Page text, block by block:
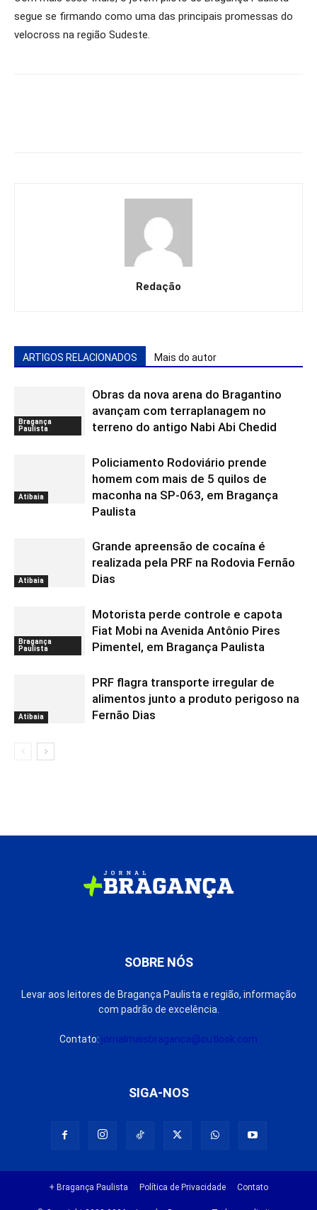
segue se firmando como uma das principais promessas do
velocross na região Sudeste.
Redação
ARTIGOS RELACIONADOS Mais do autor
Bragança
Paulista
Obras da nova arena do Bragantino
avançam com terraplanagem no
terreno do antigo Nabi Abi Chedid
Atibaia
Policiamento Rodoviário prende
homem com mais de 5 quilos de
maconha na SP-063, em Bragança
Paulista
Atibaia
Grande apreensão de cocaína é
realizada pela PRF na Rodovia Fernão
Dias
Bragança
Paulista
Motorista perde controle e capota
Fiat Mobi na Avenida Antônio Pires
Pimentel, em Bragança Paulista
Atibaia
PRF flagra transporte irregular de
alimentos junto a produto perigoso na
Fernão Dias
SOBRE NÓS
Levar aos leitores de Bragança Paulista e região, informação
com padrão de excelência.
Contato: jornalmaisbraganca@outlook.com
SIGA-NOS
+ Bragança Paulista Política de Privacidade Contato